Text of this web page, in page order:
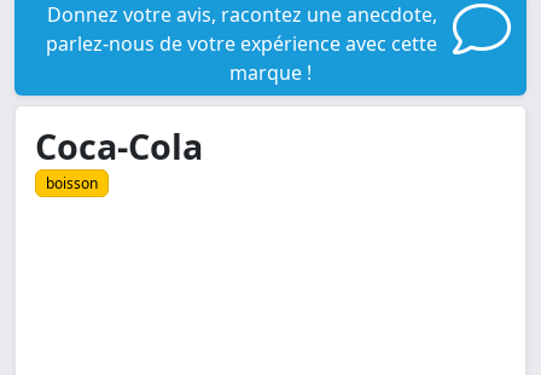
Donnez votre avis, racontez une anecdote,
parlez-nous de votre expérience avec cette
marque !
Coca-Cola
boisson